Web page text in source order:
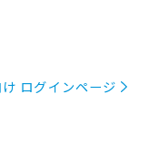
ログインページ